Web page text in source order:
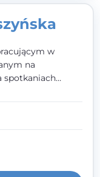
w
na
spotkaniach
do Ciebie -
dokładnie,
to razem,
dorosłym oraz